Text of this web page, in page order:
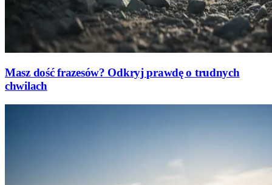
Masz dość frazesów? Odkryj prawdę o trudnych
chwilach